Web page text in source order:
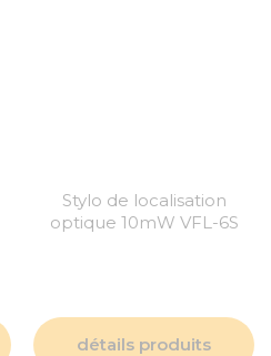
Stylo de localisation
optique 10mW VFL-6S
détails produits